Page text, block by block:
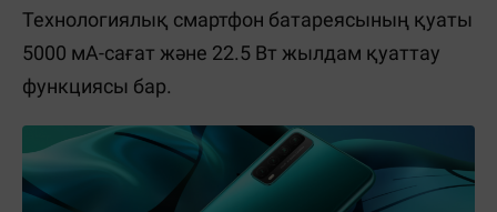
Технологиялық смартфон батареясының қуаты
5000 мА-сағат және 22.5 Вт жылдам қуаттау
функциясы бар.